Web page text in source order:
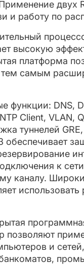
двух
и работу по
высокую
платформа
тем самым
функции: DNS,
Client, VLAN,
туннелей GRE,
обеспечивает
к сети
каналу.
использовать
позволяют
и